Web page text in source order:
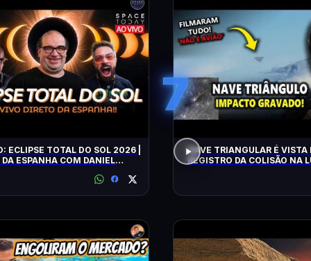
ECLIPSE TOTAL DO SOL 2026 |
ESPANHA COM DANIEL
7
NAVE TRIANGULAR É VISTA
REGISTRO DA COLISÃO NA